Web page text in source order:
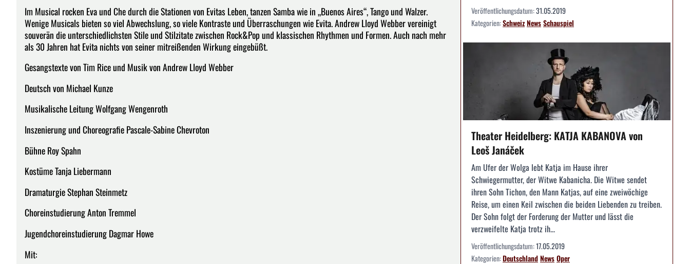
Im Musical rocken Eva und Che durch die Stationen von Evitas Leben, tanzen Samba wie in „Buenos Aires“, Tango und Walzer.
Wenige Musicals bieten so viel Abwechslung, so viele Kontraste und Überraschungen wie Evita. Andrew Lloyd Webber vereinigt
souverän die unterschiedlichsten Stile und Stilzitate zwischen Rock&Pop und klassischen Rhythmen und Formen. Auch nach mehr
als 30 Jahren hat Evita nichts von seiner mitreißenden Wirkung eingebüßt.
Gesangstexte von Tim Rice und Musik von Andrew Lloyd Webber
Deutsch von Michael Kunze
Musikalische Leitung Wolfgang Wengenroth
Inszenierung und Choreografie Pascale-Sabine Chevroton
Bühne Roy Spahn
Kostüme Tanja Liebermann
Dramaturgie Stephan Steinmetz
Choreinstudierung Anton Tremmel
Jugendchoreinstudierung Dagmar Howe
Mit:
Veröffentlichungsdatum:31.05.2019
Kategorien:SchweizNewsSchauspiel
Theater Heidelberg: KATJA KABANOVA von
Leoš Janáček
Am Ufer der Wolga lebt Katja im Hause ihrer
Schwiegermutter, der Witwe Kabanicha. Die Witwe sendet
ihren Sohn Tichon, den Mann Katjas, auf eine zweiwöchige
Reise, um einen Keil zwischen die beiden Liebenden zu treiben.
Der Sohn folgt der Forderung der Mutter und lässt die
verzweifelte Katja trotz ih...
Veröffentlichungsdatum:17.05.2019
Kategorien:DeutschlandNewsOper